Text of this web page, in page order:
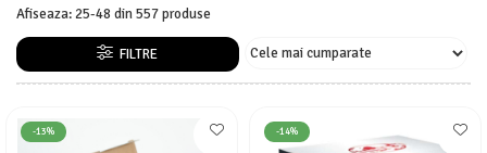
Afiseaza:25-48 din557produse
FILTRE
-13% -14%